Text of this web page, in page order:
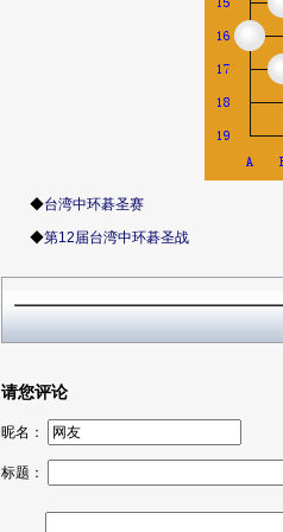
◆台湾中环碁圣赛
◆第12届台湾中环碁圣战
请您评论
昵名：
标题：